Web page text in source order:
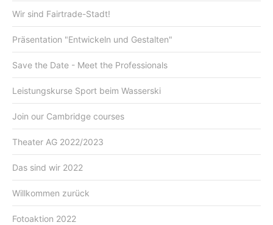
Wir sind Fairtrade-Stadt!
Präsentation "Entwickeln und Gestalten"
Save the Date - Meet the Professionals
Leistungskurse Sport beim Wasserski
Join our Cambridge courses
Theater AG 2022/2023
Das sind wir 2022
Willkommen zurück
Fotoaktion 2022